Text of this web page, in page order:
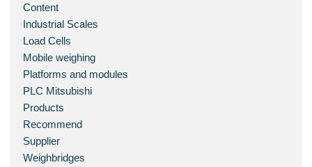
Content
Industrial Scales
Load Cells
Mobile weighing
Platforms and modules
PLC Mitsubishi
Products
Recommend
Supplier
Weighbridges